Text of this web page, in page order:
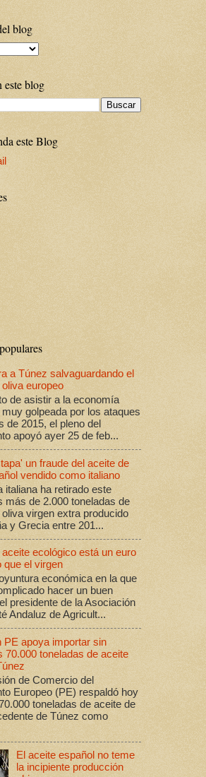
blog
este blog
este Blog
a Túnez salvaguardando el
europeo
de asistir a la economía
golpeada por los ataques
de 2015, el pleno del
apoyó ayer 25 de feb...
un fraude del aceite de
vendido como italiano
italiana ha retirado este
más de 2.000 toneladas de
virgen extra producido
y Grecia entre 201...
aceite ecológico está un euro
que el virgen
económica en la que
hacer un buen
presidente de la Asociación
Andaluz de Agricult...
PE apoya importar sin
70.000 toneladas de aceite
de Comercio del
Europeo (PE) respaldó hoy
toneladas de aceite de
de Túnez como
El aceite español no teme
la incipiente producción